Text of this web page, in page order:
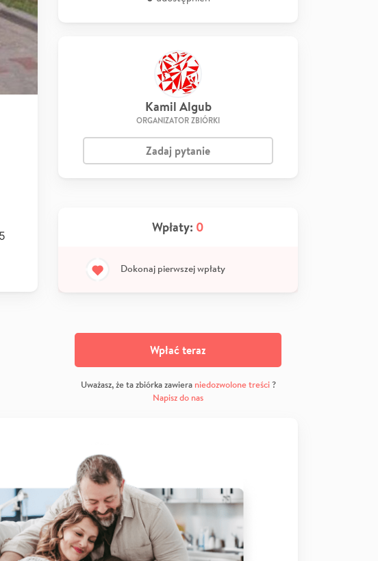
Kamil Algub
ORGANIZATOR ZBIÓRKI
Zadaj pytanie
Wpłaty: 0
Dokonaj pierwszej wpłaty
Wpłać teraz
Uważasz, że ta zbiórka zawiera niedozwolone treści?
Napisz do nas